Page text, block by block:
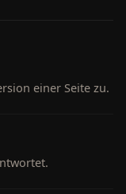
einer Seite zu.